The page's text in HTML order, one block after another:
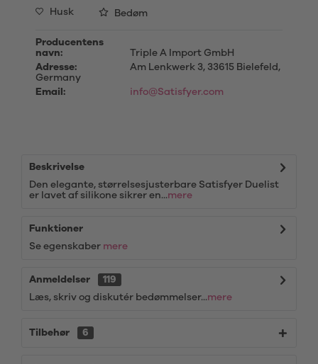
Husk Bedøm
Producentens
navn:
Triple A Import GmbH
Adresse:
Am Lenkwerk 3, 33615 Bielefeld,
Germany
Email:
info@Satisfyer.com
Beskrivelse
Den elegante, størrelsesjusterbare Satisfyer Duelist
er lavet af silikone sikrer en...mere
Funktioner
Se egenskaber mere
Anmeldelser
119
Læs, skriv og diskutér bedømmelser...mere
Tilbehør 6